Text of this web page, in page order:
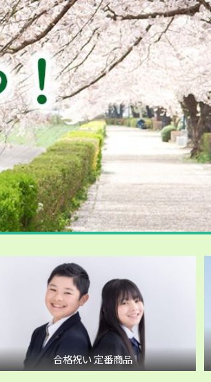
合格祝い 定番商品